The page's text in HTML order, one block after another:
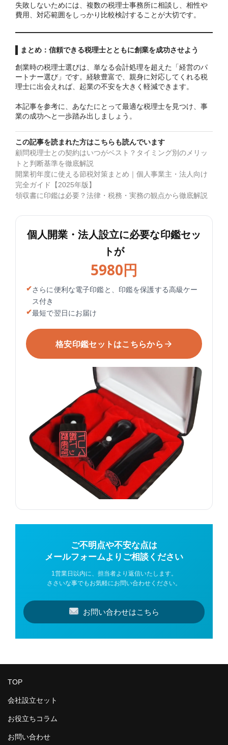
失敗しないためには、複数の税理士事務所に相談し、相性や
費用、対応範囲をしっかり比較検討することが大切です。
まとめ：信頼できる税理士とともに創業を成功させよう
創業時の税理士選びは、単なる会計処理を超えた「経営のパ
ートナー選び」です。経験豊富で、親身に対応してくれる税
理士に出会えれば、起業の不安を大きく軽減できます。
本記事を参考に、あなたにとって最適な税理士を見つけ、事
業の成功へと一歩踏み出しましょう。
この記事を読まれた方はこちらも読んでいます
顧問税理士との契約はいつがベスト？タイミング別のメリッ
トと判断基準を徹底解説
開業初年度に使える節税対策まとめ｜個人事業主・法人向け
完全ガイド【2025年版】
領収書に印鑑は必要？法律・税務・実務の観点から徹底解説
個人開業・法人設立に必要な印鑑セッ
トが
5980円
さらに便利な電子印鑑と、印鑑を保護する高級ケー
ス付き
最短で翌日にお届け
格安印鑑セットはこちらから
ご不明点や不安な点は
メールフォームよりご相談ください
1営業日以内に、担当者より返信いたします。
ささいな事でもお気軽にお問い合わせください。
お問い合わせはこちら
TOP
会社設立セット
お役立ちコラム
お問い合わせ